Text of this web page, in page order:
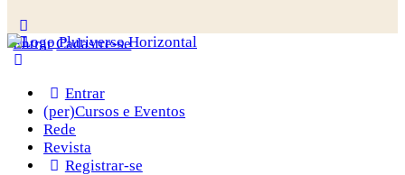
Entrar Cadastre-se
Entrar
(per)Cursos e Eventos
Rede
Revista
Registrar-se